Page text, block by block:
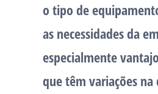
o tipo de
as necessidades da
especialmente
que têm variações